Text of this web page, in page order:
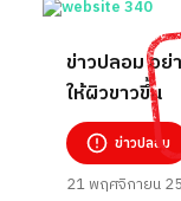
ข่าวปลอม อ
ให้ผิวขาวขึ้น
ข่าวปลอม
21 พฤศจิกายน